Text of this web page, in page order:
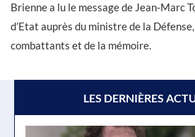
Brienne a lu le message de Jean-Marc
d’Etat auprès du ministre de la
combattants et de la mémoire.
LES DERNIÈRES